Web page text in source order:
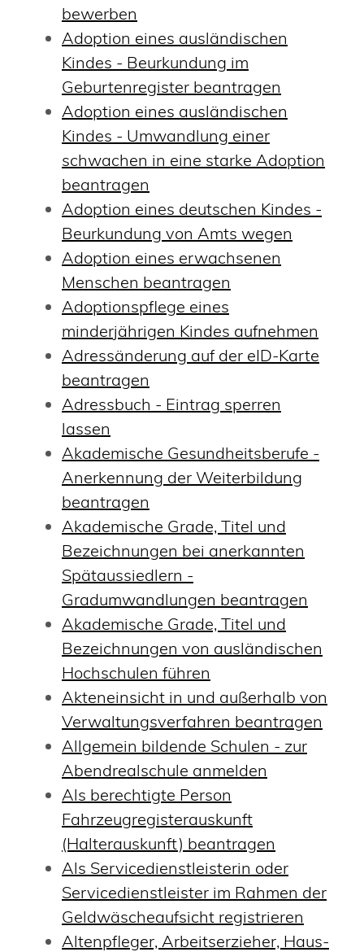
bewerben
Adoption eines ausländischen
Kindes - Beurkundung im
Geburtenregister beantragen
Adoption eines ausländischen
Kindes - Umwandlung einer
schwachen in eine starke Adoption
beantragen
Adoption eines deutschen Kindes -
Beurkundung von Amts wegen
Adoption eines erwachsenen
Menschen beantragen
Adoptionspflege eines
minderjährigen Kindes aufnehmen
Adressänderung auf der eID-Karte
beantragen
Adressbuch - Eintrag sperren
lassen
Akademische Gesundheitsberufe -
Anerkennung der Weiterbildung
beantragen
Akademische Grade, Titel und
Bezeichnungen bei anerkannten
Spätaussiedlern -
Gradumwandlungen beantragen
Akademische Grade, Titel und
Bezeichnungen von ausländischen
Hochschulen führen
Akteneinsicht in und außerhalb von
Verwaltungsverfahren beantragen
Allgemein bildende Schulen - zur
Abendrealschule anmelden
Als berechtigte Person
Fahrzeugregisterauskunft
(Halterauskunft) beantragen
Als Servicedienstleisterin oder
Servicedienstleister im Rahmen der
Geldwäscheaufsicht registrieren
Altenpfleger, Arbeitserzieher, Haus-